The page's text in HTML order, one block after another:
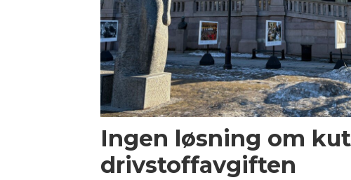
Ingen løsning om
drivstoffavgiften